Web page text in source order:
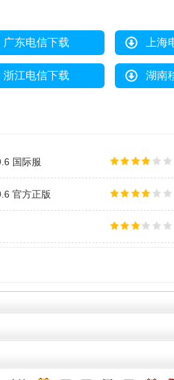
广东电信下载 上海
浙江电信下载 湖南
国际服
官方正版
炮